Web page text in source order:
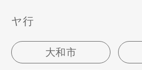
ヤ行
大和市